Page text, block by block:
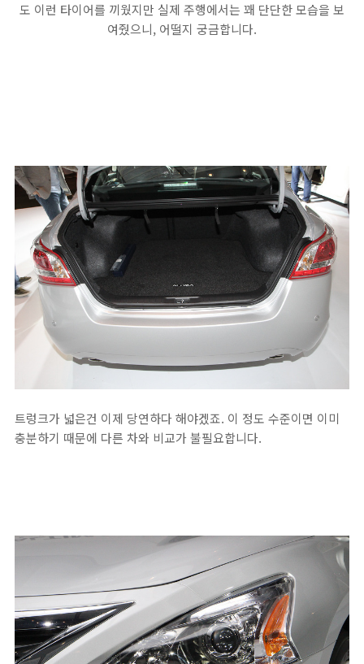
도 이런 타이어를 끼웠지만 실제 주행에서는 꽤 단단한 모습을 보
여줬으니, 어떨지 궁금합니다.
트렁크가 넓은건 이제 당연하다 해야겠죠. 이 정도 수준이면 이미
충분하기 때문에 다른 차와 비교가 불필요합니다.